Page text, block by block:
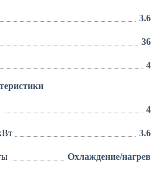
3.6
36
4
4
3.6
Охлаждение/нагрев